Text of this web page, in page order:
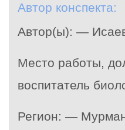
Автор конспекта:
Автор(ы): —
Место работы,
воспитатель
Регион: —